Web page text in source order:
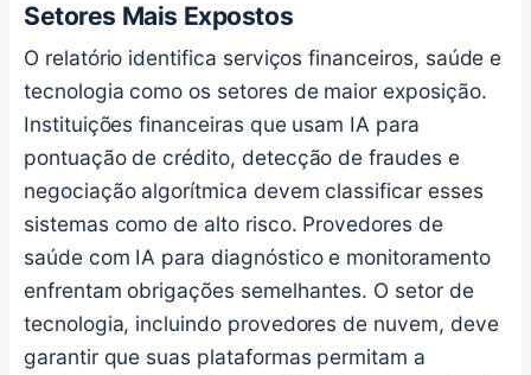
Setores Mais Expostos
O relatório identifica serviços financeiros, saúde e
tecnologia como os setores de maior exposição.
Instituições financeiras que usam IA para
pontuação de crédito, detecção de fraudes e
negociação algorítmica devem classificar esses
sistemas como de alto risco. Provedores de
saúde com IA para diagnóstico e monitoramento
enfrentam obrigações semelhantes. O setor de
tecnologia, incluindo provedores de nuvem, deve
garantir que suas plataformas permitam a